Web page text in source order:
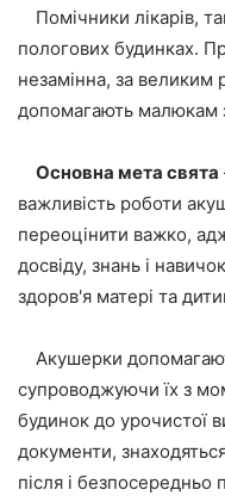
Помічники лікарів,
пологових будинках.
незамінна, за
допомагають малюкам
Основна мета свята
важливість роботи
переоцінити важко,
досвіду, знань і
здоров'я матері та
Акушерки
супроводжуючи їх з
будинок до урочистої
документи,
після і безпосередньо